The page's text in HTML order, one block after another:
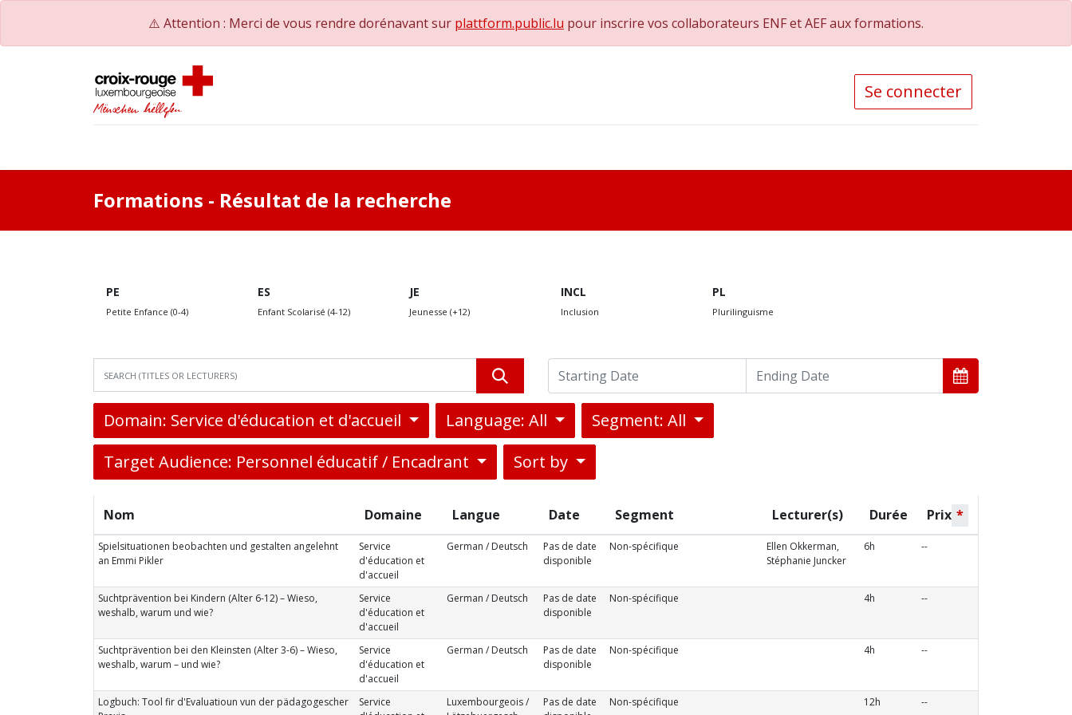
⚠️ Attention : Merci de vous rendre dorénavant sur plattform.public.lu pour inscrire vos collaborateurs ENF et AEF aux formations.
Se connecter
Formations - Résultat de la recherche
PE
Petite Enfance (0-4)
ES
Enfant Scolarisé (4-12)
JE
Jeunesse (+12)
INCL
Inclusion
PL
Plurilinguisme
Domain: Service d'éducation et d'accueil Language: All
Segment: All
Target Audience: Personnel éducatif / Encadrant
Sort by
Nom Domaine Langue Date Segment Lecturer(s) Durée Prix *
Spielsituationen beobachten und gestalten angelehnt
an Emmi Pikler
Service
d'éducation et
d'accueil
German / Deutsch
Pas de date
disponible
Non-spécifique
Ellen Okkerman,
Stéphanie Juncker
6h --
Suchtprävention bei Kindern (Alter 6-12) – Wieso,
weshalb, warum und wie?
Service
d'éducation et
d'accueil
German / Deutsch
Pas de date
disponible
Non-spécifique 4h --
Suchtprävention bei den Kleinsten (Alter 3-6) – Wieso,
weshalb, warum – und wie?
Service
d'éducation et
d'accueil
German / Deutsch
Pas de date
disponible
Non-spécifique 4h --
Logbuch: Tool fir d'Evaluatioun vun der pädagogescher
Service
Luxembourgeois /
Pas de date
Non-spécifique 12h --